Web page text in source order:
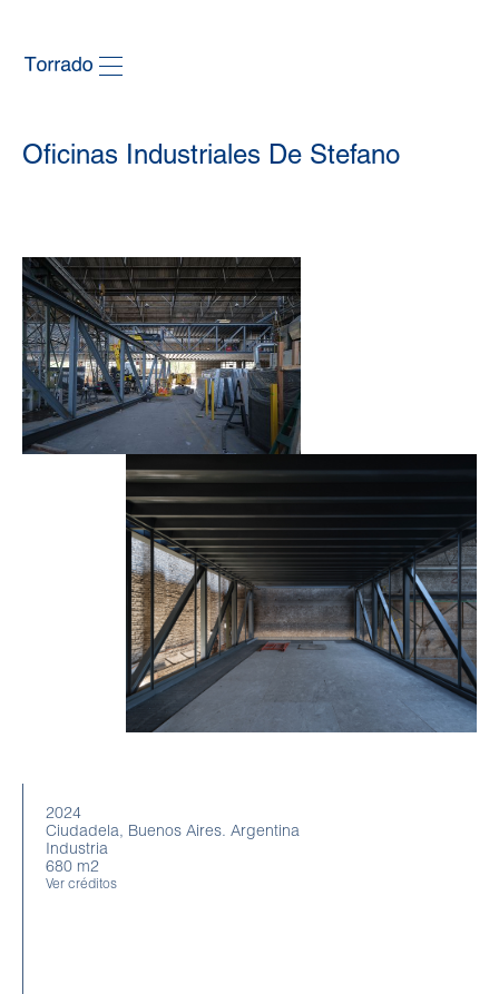
Oficinas Industriales De Stefano
2024
Ciudadela, Buenos Aires. Argentina
Industria
680 m2
Ver créditos